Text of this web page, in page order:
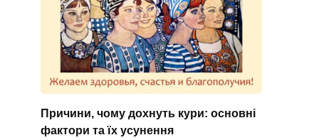
Причини, чому дохнуть кури: основні
фактори та їх усунення